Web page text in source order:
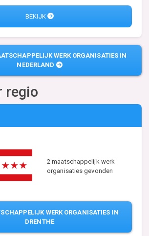
BEKIJK
WERK ORGANISATIES IN
NEDERLAND
regio
2 maatschappelijk werk
organisaties gevonden
WERK ORGANISATIES IN
DRENTHE